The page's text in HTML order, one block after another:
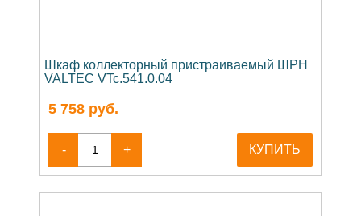
Шкаф коллекторный пристраиваемый ШРН
VALTEC VTc.541.0.04
5 758 руб.
- + КУПИТЬ